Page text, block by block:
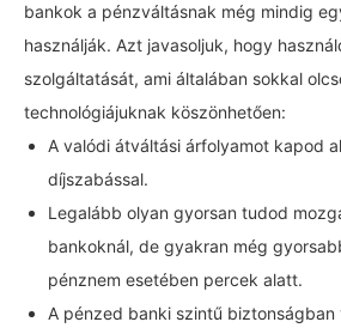
bankok a pénzváltásnak még mindig
használják. Azt javasoljuk, hogy
szolgáltatását, ami általában sokkal
technológiájuknak köszönhetően:
A valódi átváltási árfolyamot kapod
díjszabással.
Legalább olyan gyorsan tudod
bankoknál, de gyakran még
pénznem esetében percek alatt.
A pénzed banki szintű biztonságban